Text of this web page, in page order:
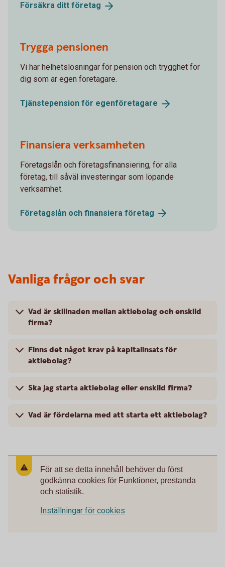
Försäkra ditt företag
Trygga pensionen
Vi har helhetslösningar för pension och trygghet för
dig som är egen företagare.
Tjänstepension för egenföretagare
Finansiera verksamheten
Företagslån och företagsfinansiering, för alla
företag, till såväl investeringar som löpande
verksamhet.
Företagslån och finansiera företag
Vanliga frågor och svar
Vad är skillnaden mellan aktiebolag och enskild
firma?
Finns det något krav på kapitalinsats för
aktiebolag?
Ska jag starta aktiebolag eller enskild firma?
Vad är fördelarna med att starta ett aktiebolag?
För att se detta innehåll behöver du först
godkänna cookies för Funktioner, prestanda
och statistik.
Inställningar för cookies